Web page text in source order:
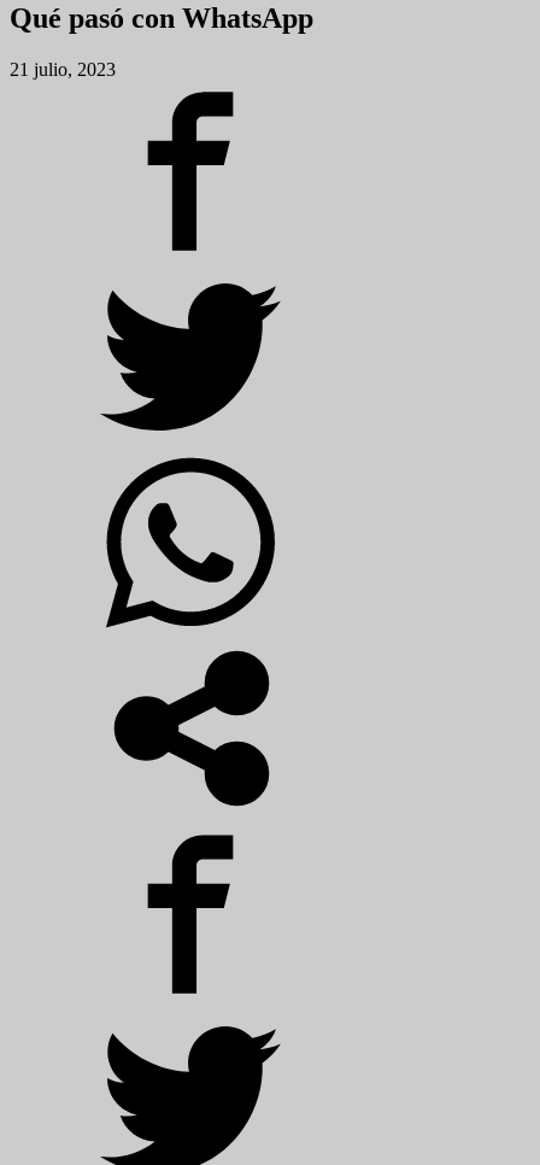
Qué pasó con WhatsApp
21 julio, 2023